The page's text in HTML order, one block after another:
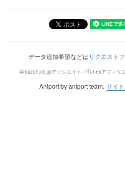
データ追加希望などはリクエスト
Amazon.co.jpアソシエイト | iTunesアフィ
Aniport by aniport team. サイ